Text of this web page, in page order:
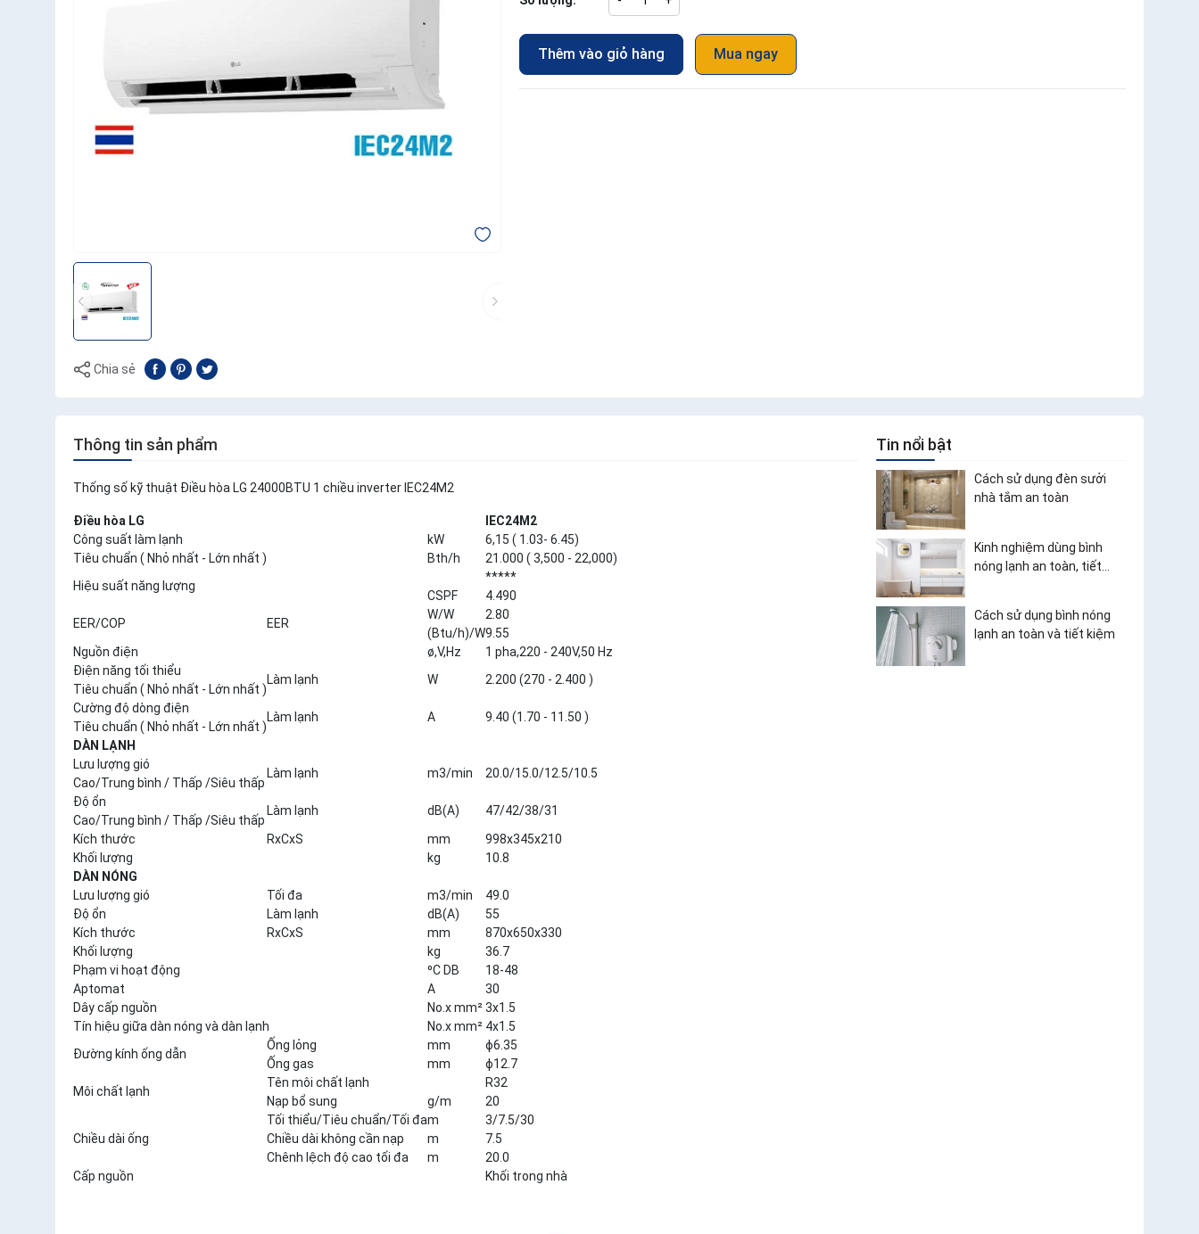
Chia sẻ
Thêm vào giỏ hàng Mua ngay
Thông tin sản phẩm
Thống số kỹ thuật Điều hòa LG 24000BTU 1 chiều inverter IEC24M2
Điều hòa LG
IEC24M2
Công suất làm lạnh
Tiêu chuẩn ( Nhỏ nhất - Lớn nhất )
kW
6,15 ( 1.03- 6.45)
Bth/h
21.000 ( 3,500 - 22,000)
Hiệu suất năng lượng
*****
CSPF
4.490
EER/COP
EER
W/W
2.80
(Btu/h)/W9.55
Nguồn điện
ø,V,Hz
1 pha,220 - 240V,50 Hz
Điện năng tối thiểu
Tiêu chuẩn ( Nhỏ nhất - Lớn nhất )
Làm lạnh W
2.200 (270 - 2.400 )
Cường độ dòng điện
Tiêu chuẩn ( Nhỏ nhất - Lớn nhất )
Làm lạnh A
9.40 (1.70 - 11.50 )
DÀN LẠNH
Lưu lượng gió
Cao/Trung bình / Thấp /Siêu thấp
Làm lạnh m3/min
20.0/15.0/12.5/10.5
Độ ổn
Cao/Trung bình / Thấp /Siêu thấp
Làm lạnh dB(A)
47/42/38/31
Kích thước
RxCxS mm
998x345x210
Khối lượng
kg
10.8
DÀN NÓNG
Lưu lượng gió
Tối đa m3/min
49.0
Độ ổn
Làm lạnh dB(A)
55
Kích thước
RxCxS mm
870x650x330
Khối lượng
kg
36.7
Phạm vi hoạt động
⁰C DB
18-48
Aptomat
A
30
Dây cấp nguồn
No.x mm²3x1.5
Tín hiệu giữa dàn nóng và dàn lạnh
No.x mm² 4x1.5
Đường kính ống dẫn
Ống lỏng mm
ɸ6.35
Ống gas
mm
ɸ12.7
Môi chất lạnh
Tên môi chất lạnh
R32
Nạp bổ sung
g/m 20
Chiều dài ống
Tối thiểu/Tiêu chuẩn/Tối đam
3/7.5/30
Chiều dài không cần nạp
m
7.5
Chênh lệch độ cao tối đa
m
20.0
Cấp nguồn
Khối trong nhà
Tin nổi bật
Cách sử dụng đèn sưởi
nhà tắm an toàn
Kinh nghiệm dùng bình
nóng lạnh an toàn, tiết
Cách sử dụng bình nóng
lạnh an toàn và tiết kiệm